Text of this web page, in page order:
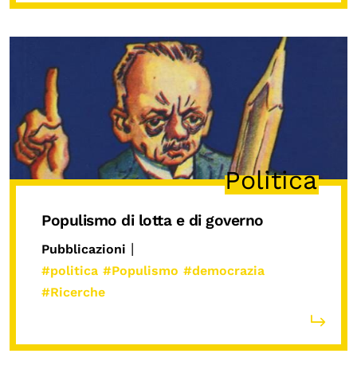
Attività per bambine e bambini
Programmi per le scuole
Under25
Classici del Pensiero Politico
Master e Executive Program
Politica
Populismo di lotta e di governo
Pubblicazioni |
#politica #Populismo #democrazia
#Ricerche